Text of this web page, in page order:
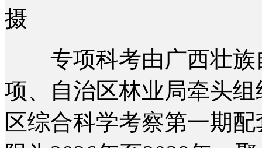
摄
专项科考由广西壮族
项、自治区林业局牵头
区综合科学考察第一期